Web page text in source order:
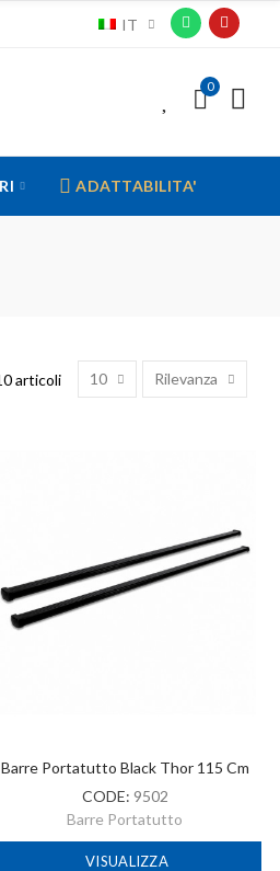
IT
0
ADATTABILITA'
articoli 10 Rilevanza
Barre Portatutto Black Thor 115 Cm
CODE: 9502
Barre Portatutto
VISUALIZZA